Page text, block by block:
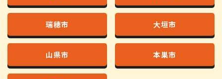
瑞穂市 大垣市
山県市 本巣市